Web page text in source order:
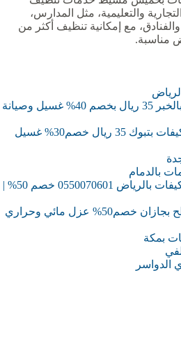
والتعليمية، مثل المدارس،
مع إمكانية تنظيف أكثر من
مناسبة.
شركة تنظيف مكيفات بالخبر 35 ريال بخصم 40% غسيل وصيانة
أفضل شركة تنظيف مكيفات بتبوك 35 ريال خصم30% غسيل
بالدمام
أرخص شركة تركيب مكيفات بالرياض 0550070601 خصم 50% |
أفضل شركة عزل اسطح بجازان خصم50% عزل مائي وحراري
بمكة